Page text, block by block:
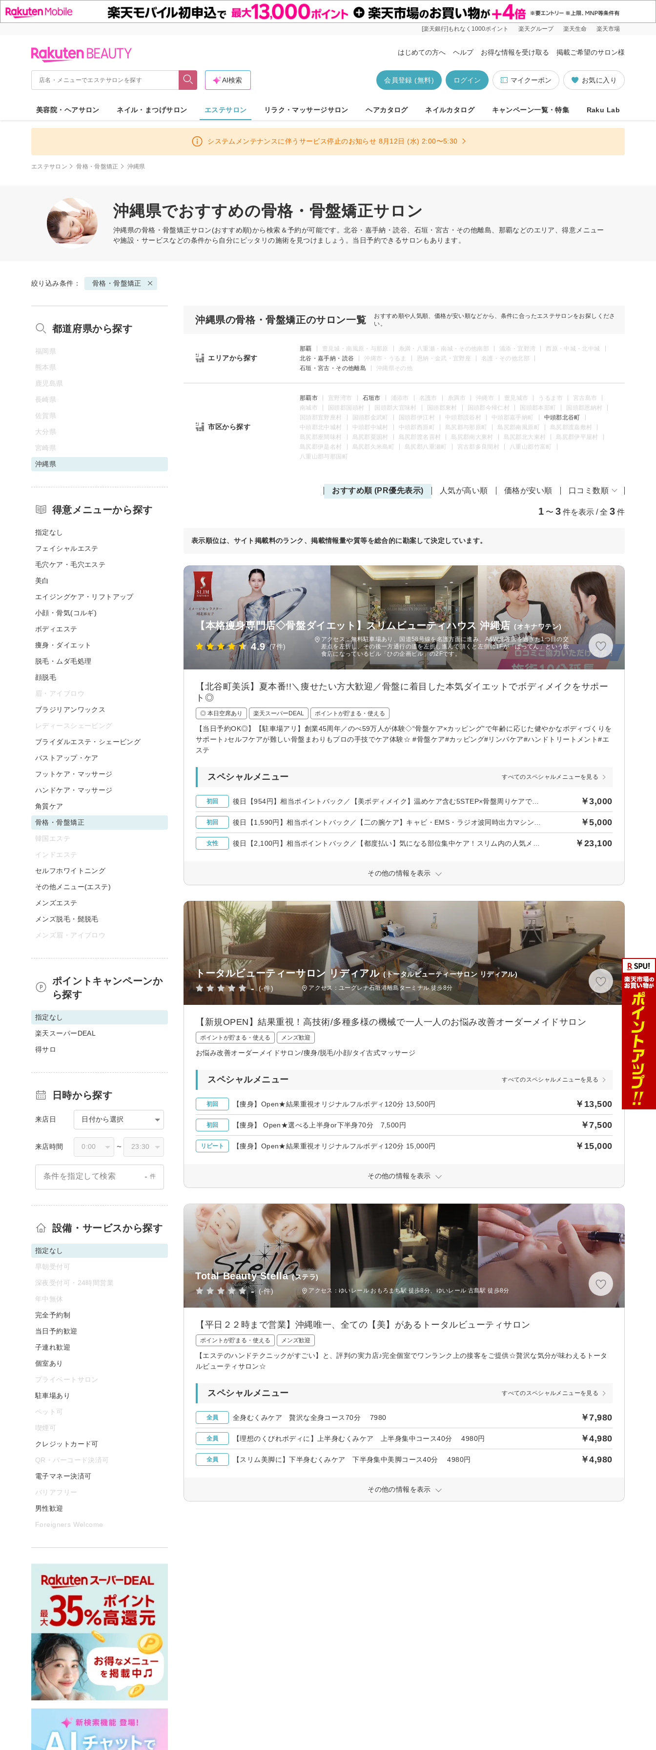
[楽天銀行]もれなく1000ポイント 楽天グループ 楽天生命 楽天市場
はじめての方へ ヘルプ お得な情報を受け取る 掲載ご希望のサロン様
お気に入り
マイクーポン
ログイン
会員登録 (無料)
AI検索
美容院・ヘアサロン ネイル・まつげサロン エステサロン リラク・マッサージサロン ヘアカタログ ネイルカタログ キャンペーン一覧・特集 Raku Lab
システムメンテナンスに伴うサービス停止のお知らせ 8月12日 (水) 2:00〜5:30
エステサロン 骨格・骨盤矯正 沖縄県
沖縄県でおすすめの骨格・骨盤矯正サロン
沖縄県の骨格・骨盤矯正サロン(おすすめ順)から検索＆予約が可能です。北谷・嘉手納・読谷、石垣・宮古・その他離島、那覇などのエリア、得意メニュー
や施設・サービスなどの条件から自分にピッタリの施術を見つけましょう。当日予約できるサロンもあります。
絞り込み条件： 骨格・骨盤矯正
沖縄県の骨格・骨盤矯正のサロン一覧
おすすめ順や人気順、価格が安い順などから、条件に合ったエステサロンをお探しくださ
い。
エリアから探す
那覇 豊見城・南風原・与那原 糸満・八重瀬・南城・その他南部 浦添・宜野湾
西原・中城・北中城
北谷・嘉手納・読谷
沖縄市・うるま 恩納・金武・宜野座
名護・その他北部
石垣・宮古・その他離島
沖縄県その他
市区から探す
那覇市 宜野湾市 石垣市 浦添市 名護市 糸満市 沖縄市 豊見城市 うるま市
宮古島市
南城市
国頭郡国頭村 国頭郡大宜味村 国頭郡東村 国頭郡今帰仁村 国頭郡本部町
国頭郡恩納村
国頭郡宜野座村
国頭郡金武町 国頭郡伊江村 中頭郡読谷村 中頭郡嘉手納町
中頭郡北谷町
中頭郡北中城村
中頭郡中城村 中頭郡西原町 島尻郡与那原町 島尻郡南風原町
島尻郡渡嘉敷村
島尻郡座間味村
島尻郡粟国村 島尻郡渡名喜村 島尻郡南大東村 島尻郡北大東村
島尻郡伊平屋村
島尻郡伊是名村
島尻郡久米島町 島尻郡八重瀬町 宮古郡多良間村
八重山郡竹富町
八重山郡与那国町
おすすめ順 (PR優先表示) 人気が高い順 価格が安い順 口コミ数順
1 〜 3 件を表示 / 全 3 件
表示順位は、サイト掲載料のランク、掲載情報量や質等を総合的に勘案して決定しています。
【本格痩身専門店◇骨盤ダイエット】スリムビューティハウス 沖縄店 (オキナワテン)
4.9 (7件)
アクセス：無料駐車場あり、国道58号線を名護方面に進み、A&W北谷店を過ぎた1つ目の交
差点を左折し、その後一方通行の道を左折し進んで頂くと左側に1Fが「ばってん」という飲
食店になっているビル「ひの企画ビル」の2Fです。
【北谷町美浜】夏本番!!＼痩せたい方大歓迎／骨盤に着目した本気ダイエットでボディメイクをサポー
ト◎
◎ 本日空席あり 楽天スーパーDEAL ポイントが貯まる・使える
【当日予約OK◎】【駐車場アリ】創業45周年／のべ59万人が体験◇“骨盤ケア×カッピング”で年齢に応じた健やかなボディづくりを
サポート♪セルフケアが難しい骨盤まわりもプロの手技でケア体験☆ #骨盤ケア#カッピング#リンパケア#ハンドトリートメント#エ
ステ
スペシャルメニュー すべてのスペシャルメニューを見る
初回 ￥3,000
初回 ￥5,000
女性 ￥23,100
その他の情報を表示
トータルビューティーサロン リディアル (トータルビューティーサロン リディアル)
- (-件) アクセス：ユーグレナ石垣港離島ターミナル 徒歩8分
【新規OPEN】結果重視！高技術/多種多様の機械で一人一人のお悩み改善オーダーメイドサロン
ポイントが貯まる・使える メンズ歓迎
お悩み改善オーダーメイドサロン/痩身/脱毛/小顔/タイ古式マッサージ
スペシャルメニュー すべてのスペシャルメニューを見る
初回 【痩身】Open★結果重視オリジナルフルボディ120分 13,500円 ￥13,500
初回 【痩身】 Open★選べる上半身or下半身70分 7,500円 ￥7,500
リピート 【痩身】Open★結果重視オリジナルフルボディ120分 15,000円 ￥15,000
その他の情報を表示
Total Beauty Stella (ステラ)
- (-件) アクセス：ゆいレール おもろまち駅 徒歩8分、ゆいレール 古島駅 徒歩8分
【平日２２時まで営業】沖縄唯一、全ての【美】があるトータルビューティサロン
ポイントが貯まる・使える メンズ歓迎
【エステのハンドテクニックがすごい】と、評判の実力店♪完全個室でワンランク上の接客をご提供☆贅沢な気分が味わえるトータ
ルビューティサロン☆
スペシャルメニュー すべてのスペシャルメニューを見る
全員 全身むくみケア 贅沢な全身コース70分 7980 ￥7,980
全員 【理想のくびれボディに】上半身むくみケア 上半身集中コース40分 4980円 ￥4,980
全員 【スリム美脚に】下半身むくみケア 下半身集中美脚コース40分 4980円 ￥4,980
その他の情報を表示
都道府県から探す
福岡県
熊本県
鹿児島県
長崎県
佐賀県
大分県
宮崎県
沖縄県
得意メニューから探す
指定なし
フェイシャルエステ
毛穴ケア・毛穴エステ
美白
エイジングケア・リフトアップ
小顔・骨気(コルギ)
ボディエステ
痩身・ダイエット
脱毛・ムダ毛処理
顔脱毛
眉・アイブロウ
ブラジリアンワックス
レディースシェービング
ブライダルエステ・シェービング
バストアップ・ケア
フットケア・マッサージ
ハンドケア・マッサージ
角質ケア
骨格・骨盤矯正
韓国エステ
インドエステ
セルフホワイトニング
その他メニュー(エステ)
メンズエステ
メンズ脱毛・髭脱毛
メンズ眉・アイブロウ
ポイントキャンペーンか
ら探す
指定なし
楽天スーパーDEAL
得サロ
日時から探す
来店日 日付から選択
来店時間 〜
条件を指定して検索 - 件
設備・サービスから探す
指定なし
早朝受付可
深夜受付可・24時間営業
年中無休
完全予約制
当日予約歓迎
子連れ歓迎
個室あり
プライベートサロン
駐車場あり
ペット可
喫煙可
クレジットカード可
QR・バーコード決済可
電子マネー決済可
バリアフリー
男性歓迎
Foreigners Welcome